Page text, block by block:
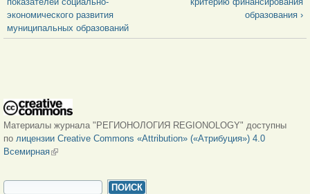
экономического развития
муниципальных образований
образования ›
Материалы журнала "РЕГИОНОЛОГИЯ REGIONOLOGY" доступны
по лицензии Creative Commons «Attribution» («Атрибуция») 4.0
Всемирная(внешняя ссылка)
ФОРМА ПОИСКА